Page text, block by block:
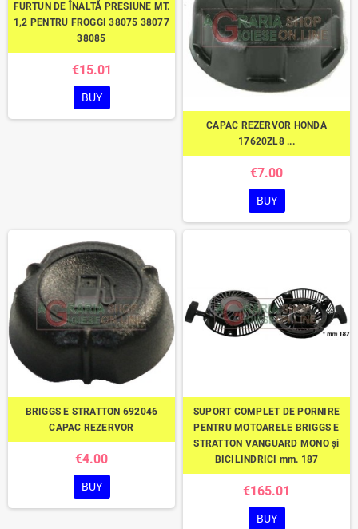
FURTUN DE ÎNALTĂ PRESIUNE MT.
1,2 PENTRU FROGGI 38075 38077
38085
€15.01
BUY
CAPAC REZERVOR HONDA
17620ZL8 ...
€7.00
BUY
BRIGGS E STRATTON 692046
CAPAC REZERVOR
€4.00
BUY
SUPORT COMPLET DE PORNIRE
PENTRU MOTOARELE BRIGGS E
STRATTON VANGUARD MONO și
BICILINDRICI mm. 187
€165.01
BUY